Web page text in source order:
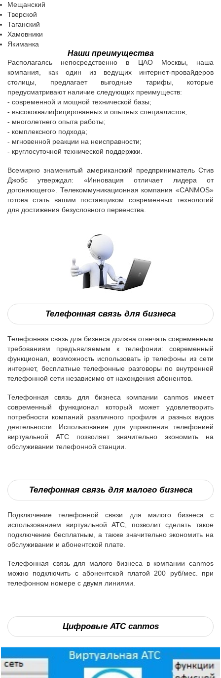
Мещанский
Тверской
Таганский
Хамовники
Якиманка
Наши преимущества
Располагаясь непосредственно в ЦАО Москвы, наша
компания, как один из ведущих интернет-провайдеров
столицы, предлагает выгодные тарифы, которые
предусматривают наличие следующих преимуществ:
- современной и мощной технической базы;
- высококвалифицированных и опытных специалистов;
- многолетнего опыта работы;
- комплексного подхода;
- мгновенной реакции на неисправности;
- круглосуточной технической поддержки.
Всемирно знаменитый американский предприниматель Стив
Джобс утверждал: «Инновация отличает лидера от
догоняющего». Телекоммуникационная компания «CANMOS»
готова стать вашим поставщиком современных технологий
для достижения безусловного первенства.
Телефонная связь для бизнеса
Телефонная связь для бизнеса должна отвечать современным
требованиям предъявляемым к телефонии: современный
функционал, возможность использовать ip телефоны из сети
интернет, бесплатные телефонные разговоры по внутренней
телефонной сети независимо от нахождения абонентов.
Телефонная связь для бизнеса компании canmos имеет
современный функционал который может удовлетворить
потребности компаний различного профиля и разных видов
деятельности. Использование для управления телефонией
виртуальной АТС позволяет значительно экономить на
обслуживании телефонной станции.
Телефонная связь для малого бизнеса
Подключение телефонной связи для малого бизнеса с
использованием виртуальной АТС, позволит сделать такое
подключение бесплатным, а также значительно экономить на
обслуживании и абонентской плате.
Телефонная связь для малого бизнеса в компании canmos
можно подключить с абонентской платой 200 руб/мес. при
телефонном номере с двумя линиями.
Цифровые АТС canmos